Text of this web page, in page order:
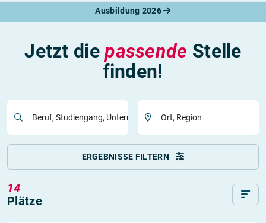
Ausbildung 2026
Jetzt diepassende Stelle
finden!
Beruf, Studiengang, Unternehmen Ort, Region
ERGEBNISSE FILTERN
14
Plätze